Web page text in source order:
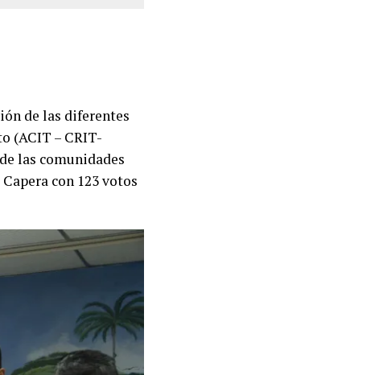
de las diferentes
(ACIT – CRIT-
las comunidades
con 123 votos